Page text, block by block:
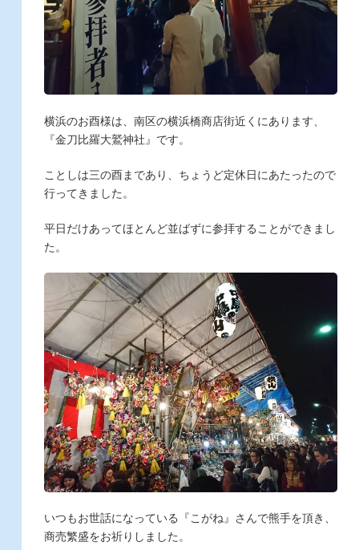
横浜のお酉様は、南区の横浜橋商店街近くにあります、
『金刀比羅大鷲神社』です。
ことしは三の酉まであり、ちょうど定休日にあたったので
行ってきました。
平日だけあってほとんど並ばずに参拝することができまし
た。
いつもお世話になっている『こがね』さんで熊手を頂き、
商売繁盛をお祈りしました。